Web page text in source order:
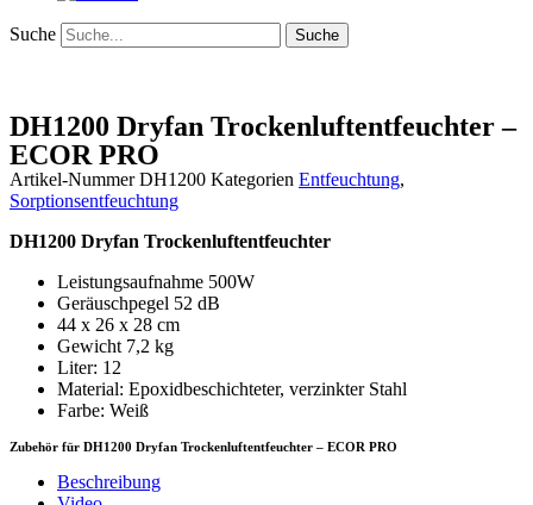
Suche Suche
DH1200 Dryfan Trockenluftentfeuchter –
ECOR PRO
Artikel-NummerDH1200 Kategorien Entfeuchtung,
Sorptionsentfeuchtung
DH1200 Dryfan Trockenluftentfeuchter
Leistungsaufnahme 500W
Geräuschpegel 52 dB
44 x 26 x 28 cm
Gewicht 7,2 kg
Liter: 12
Material: Epoxidbeschichteter, verzinkter Stahl
Farbe: Weiß
Zubehör für DH1200 Dryfan Trockenluftentfeuchter – ECOR PRO
Beschreibung